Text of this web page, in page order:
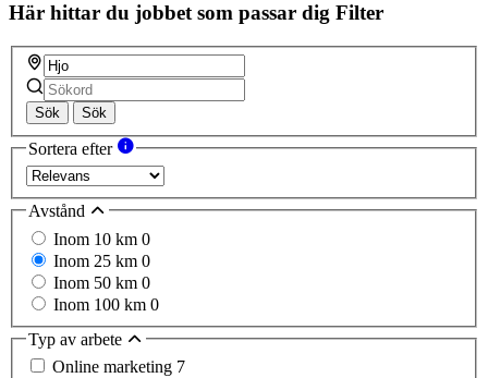
Här hittar du jobbet som passar dig Filter
Sök Sök
Sortera efter
Avstånd
Inom 10 km 0
Inom 25 km 0
Inom 50 km 0
Inom 100 km 0
Typ av arbete
Online marketing 7